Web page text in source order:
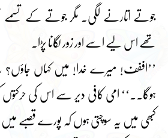
جوتے اتارنے لگی۔ مگر جوتے کے
تھے اس لیے اسے اور زور لگانا پڑا۔
’’اففف! میرے خدا! میں کہاں جاؤں؟
ہوگا۔۔‘‘ امی کافی دیر سے اس کی حرکتوں
کبھی میں یہ سوچتی ہوں کہ پورے قصبے